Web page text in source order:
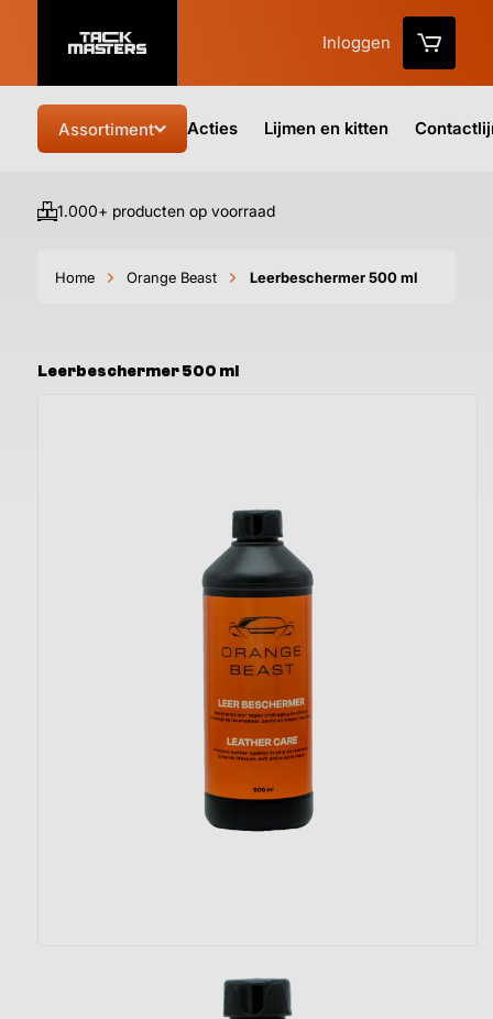
Inloggen
Assortiment Acties Lijmen en kitten
1.000+ producten op voorraad
Home Orange Beast Leerbeschermer 500 ml
Leerbeschermer 500 ml